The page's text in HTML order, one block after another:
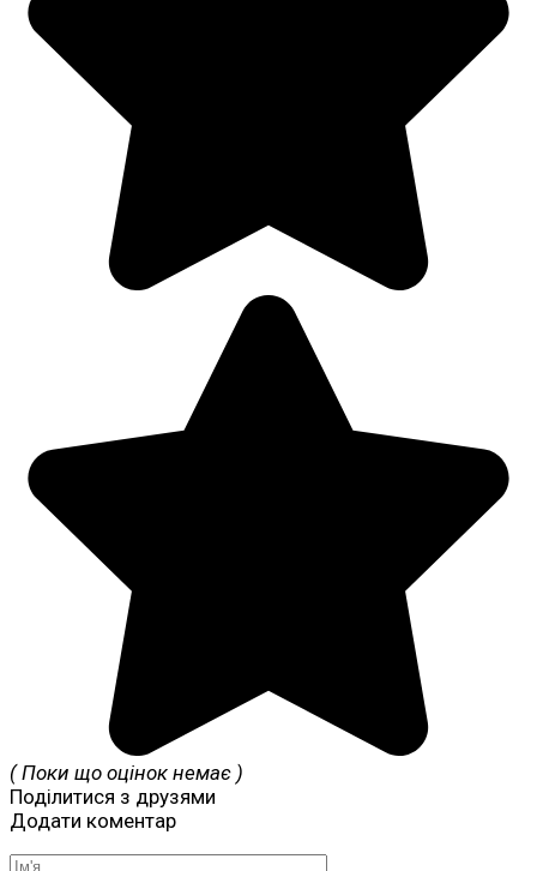
( Поки що оцінок немає )
Поділитися з друзями
Додати коментар
Ім'я